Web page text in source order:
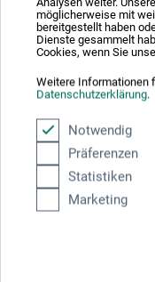
möglicherweise mit
bereitgestellt haben
Dienste gesammelt
Cookies, wenn Sie
Weitere Informationen
Datenschutzerklärung.
Notwendig
Präferenzen
Statistiken
Marketing
Adresszusatz / Firma
PLZ*
Stadt